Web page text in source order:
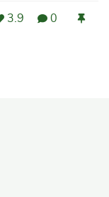
3.9 0